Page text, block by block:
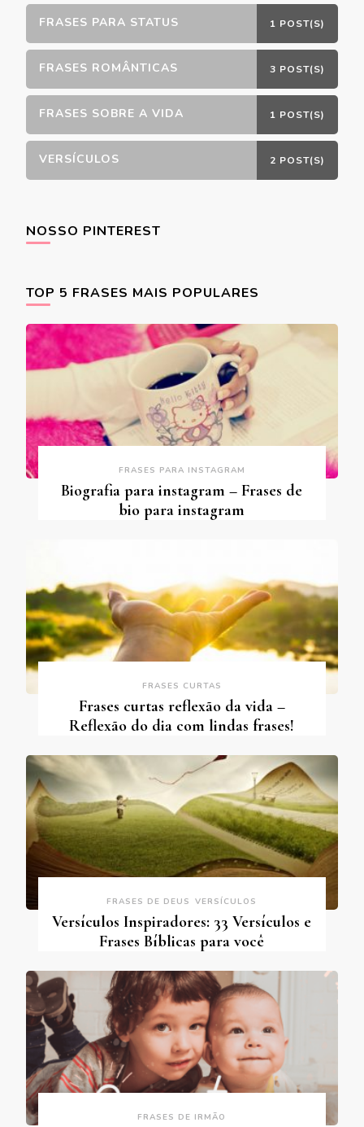
FRASES PARA STATUS 1 POST(S)
FRASES ROMÂNTICAS 3 POST(S)
FRASES SOBRE A VIDA 1 POST(S)
VERSÍCULOS 2 POST(S)
NOSSO PINTEREST
TOP 5 FRASES MAIS POPULARES
FRASES PARA INSTAGRAM
Biografia para instagram – Frases de
bio para instagram
FRASES CURTAS
Frases curtas reflexão da vida –
Reflexão do dia com lindas frases!
FRASES DE DEUS VERSÍCULOS
Versículos Inspiradores: 33 Versículos e
Frases Bíblicas para você
FRASES DE IRMÃO